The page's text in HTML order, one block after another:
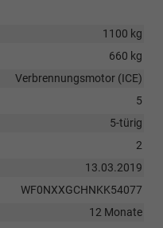
1100 kg
660 kg
Verbrennungsmotor (ICE)
5
5-türig
2
13.03.2019
WF0NXXGCHNKK54077
12 Monate